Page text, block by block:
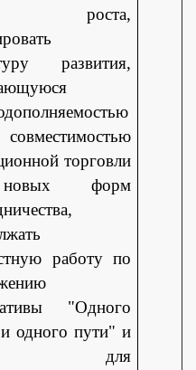
роста,
развития,
торговли
форм
работу по
"Одного
одного пути" и
для